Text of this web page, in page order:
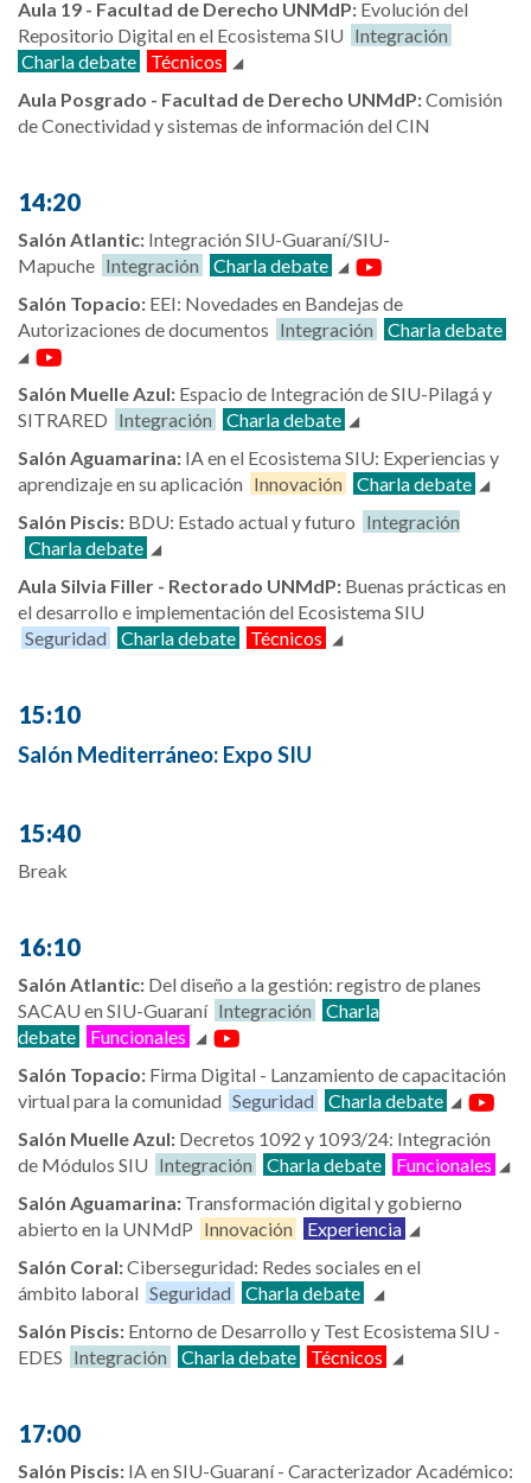
Aula 19 - Facultad de Derecho UNMdP: Evolución del
Repositorio Digital en el Ecosistema SIU Integración
Charla debate
Técnicos
Aula Posgrado - Facultad de Derecho UNMdP:Comisión
de Conectividad y sistemas de información del CIN
14:20
Salón Atlantic: Integración SIU-Guaraní/SIU-
Mapuche Integración
Charla debate
Salón Topacio: EEI: Novedades en Bandejas de
Autorizaciones de documentos Integración Charla debate
Salón Muelle Azul: Espacio de Integración de SIU-Pilagá y
SITRARED Integración
Charla debate
Salón Aguamarina: IA en el Ecosistema SIU: Experiencias y
aprendizaje en su aplicación Innovación
Charla debate
Salón Piscis: BDU: Estado actual y futuro Integración
Charla debate
Aula Silvia Filler - Rectorado UNMdP: Buenas prácticas en
el desarrollo e implementación del Ecosistema SIU
Seguridad
Charla debate Técnicos
15:10
Salón Mediterráneo: Expo SIU
15:40
Break
16:10
Salón Atlantic: Del diseño a la gestión: registro de planes
SACAU en SIU-Guaraní Integración
Charla
debate
Funcionales
Salón Topacio: Firma Digital - Lanzamiento de capacitación
virtual para la comunidad Seguridad
Charla debate
Salón Muelle Azul: Decretos 1092 y 1093/24: Integración
de Módulos SIU Integración Charla debate
Funcionales
Salón Aguamarina: Transformación digital y gobierno
abierto en la UNMdP Innovación
Experiencia
Salón Coral:Ciberseguridad: Redes sociales en el
ámbito laboral Seguridad
Charla debate
Salón Piscis: Entorno de Desarrollo y Test Ecosistema SIU -
EDES Integración Charla debate Técnicos
17:00
Salón Piscis: IA en SIU-Guaraní - Caracterizador Académico: